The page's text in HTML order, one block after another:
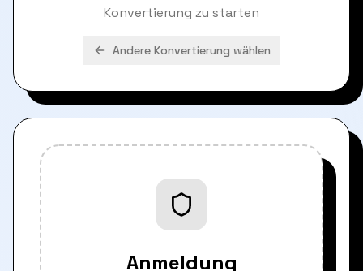
Konvertierung zu starten
Andere Konvertierung wählen
Anmeldung